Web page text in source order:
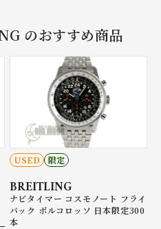
のおすすめ商品
USED 限定
BREITLING
ナビタイマー コスモノート フライ
バック ポルコロッソ 日本限定300
本